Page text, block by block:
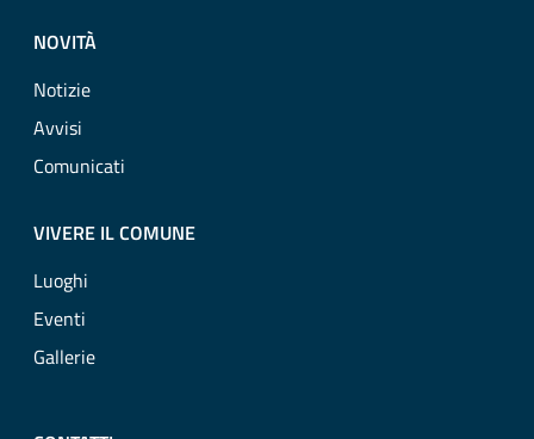
NOVITÀ
Notizie
Avvisi
Comunicati
VIVERE IL COMUNE
Luoghi
Eventi
Gallerie